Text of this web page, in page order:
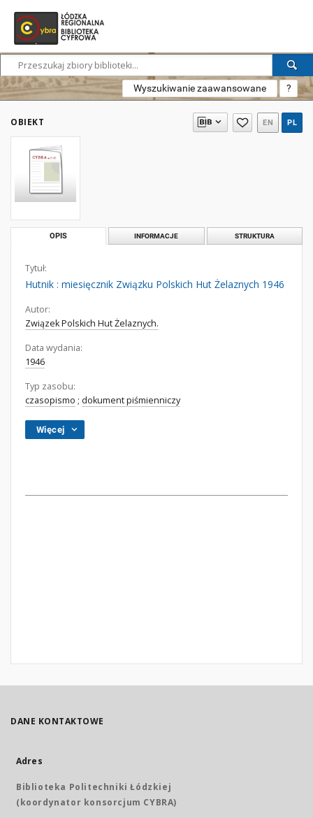
Wyszukiwanie zaawansowane ?
OBIEKT EN PL
OPIS INFORMACJE STRUKTURA
Tytuł:
Hutnik : miesięcznik Związku Polskich Hut Żelaznych 1946
Autor:
Związek Polskich Hut Żelaznych.
Data wydania:
1946
Typ zasobu:
czasopismo ; dokument piśmienniczy
Więcej
DANE KONTAKTOWE
Adres
Biblioteka Politechniki Łódzkiej
(koordynator konsorcjum CYBRA)